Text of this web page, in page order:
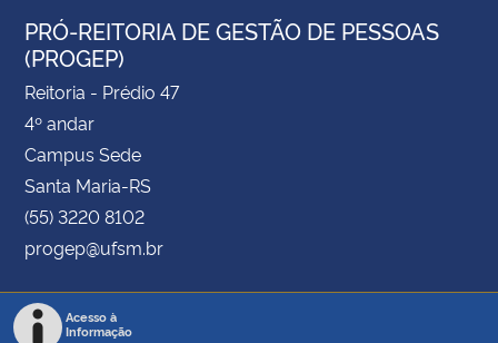
PRÓ-REITORIA DE GESTÃO DE PESSOAS
(PROGEP)
Reitoria - Prédio 47
4º andar
Campus Sede
Santa Maria-RS
(55) 3220 8102
progep@ufsm.br
Acesso à
Informação